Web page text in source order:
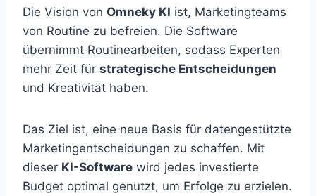
Die Vision von Omneky KI ist, Marketingteams
von Routine zu befreien. Die Software
übernimmt Routinearbeiten, sodass Experten
mehr Zeit für strategische Entscheidungen
und Kreativität haben.
Das Ziel ist, eine neue Basis für datengestützte
Marketingentscheidungen zu schaffen. Mit
dieser KI-Software wird jedes investierte
Budget optimal genutzt, um Erfolge zu erzielen.